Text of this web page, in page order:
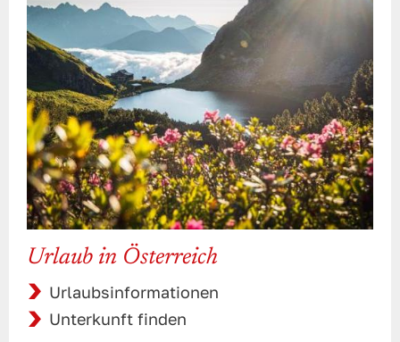
Urlaub in Österreich
Urlaubsinformationen
Unterkunft finden